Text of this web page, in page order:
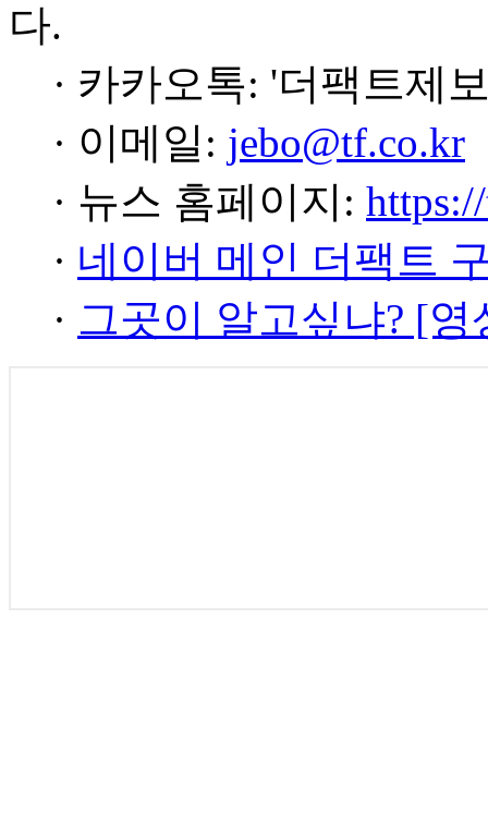
다.
· 카카오톡: '더팩트제
· 이메일: jebo@tf.co.kr
· 뉴스 홈페이지:
· 네이버 메인 더팩트
· 그곳이 알고싶냐? [